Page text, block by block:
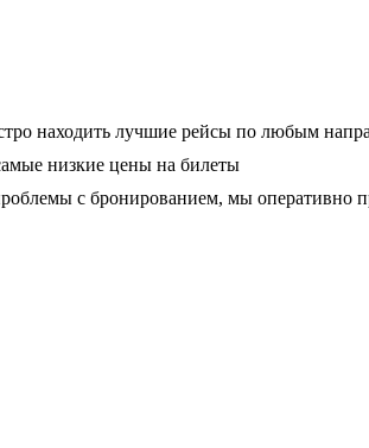
находить лучшие рейсы по любым
низкие цены на билеты
с бронированием, мы оперативно